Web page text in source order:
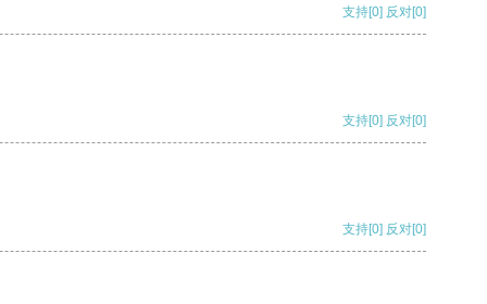
支持[0] 反对[0]
支持[0] 反对[0]
支持[0] 反对[0]